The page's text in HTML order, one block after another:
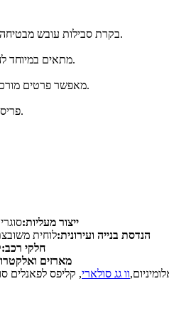
● בקרת סבילות עובש מבטיחה עקביות גבוהה של המוצר בין קבוצות שונות.
● מתאים במיוחד להזמנות בנפח בינוני עד גדול עם משלוח מהיר.
● מאפשר פרטים מורכבים כגון כיפופים, ניקובים וצלעות על מתכת.
● פריסה אוטומטית מפחיתה בזבוז וחוסכת בעלויות.
ייצור מעליות:
הנדסת בנייה ועירונית:לוחית
חלקי רכב:
מארזים
וו גג סולארי, קליפס לפאנלים